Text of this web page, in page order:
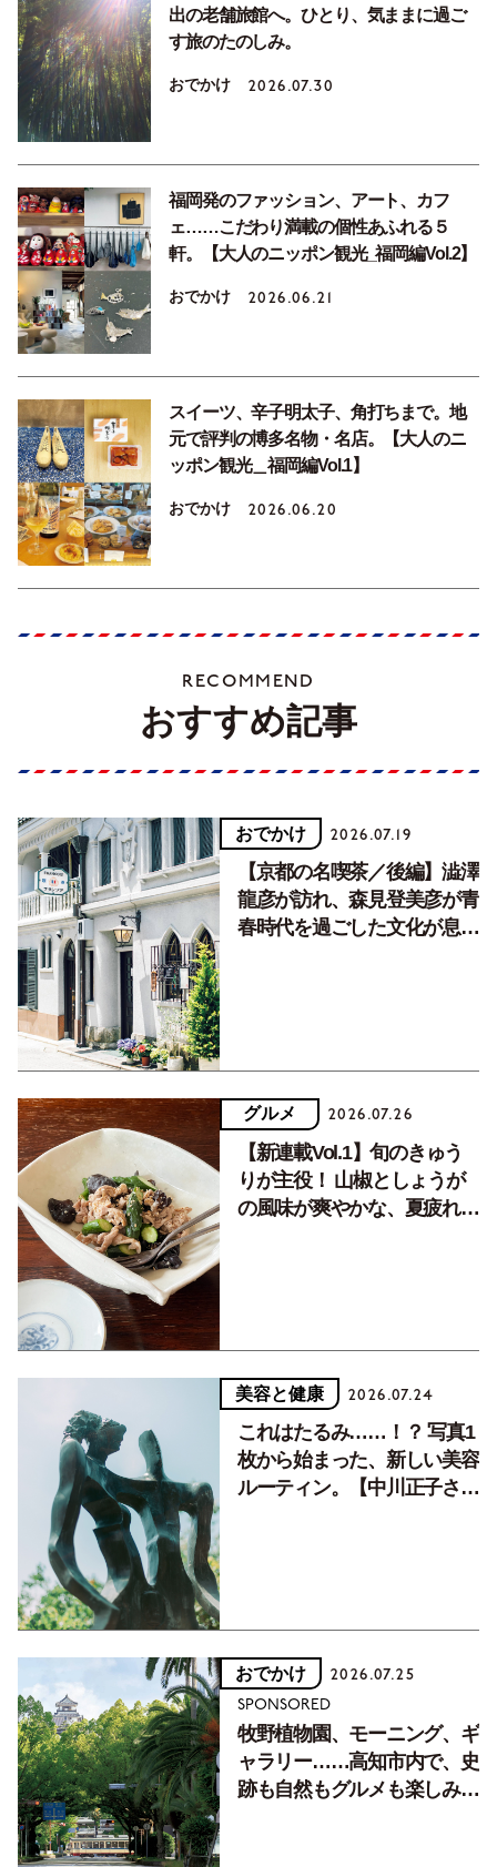
出の老舗旅館へ。ひとり、気ままに過ご
す旅のたのしみ。
おでかけ 2026.07.30
福岡発のファッション、アート、カフ
ェ……こだわり満載の個性あふれる５
軒。【大人のニッポン観光_福岡編Vol.2】
おでかけ 2026.06.21
スイーツ、辛子明太子、角打ちまで。地
元で評判の博多名物・名店。【大人のニ
ッポン観光＿福岡編Vol.1】
おでかけ 2026.06.20
RECOMMEND
おすすめ記事
おでかけ 2026.07.19
【京都の名喫茶／後編】澁澤
龍彦が訪れ、森見登美彦が青
春時代を過ごした文化が息づ
グルメ 2026.07.26
【新連載Vol.1】旬のきゅう
りが主役！ 山椒としょうが
の風味が爽やかな、夏疲れを
美容と健康 2026.07.24
これはたるみ……！？ 写真1
枚から始まった、新しい美容
ルーティン。【中川正子さん
おでかけ 2026.07.25
SPONSORED
牧野植物園、モーニング、ギ
ャラリー……高知市内で、史
跡も自然もグルメも楽しみ尽